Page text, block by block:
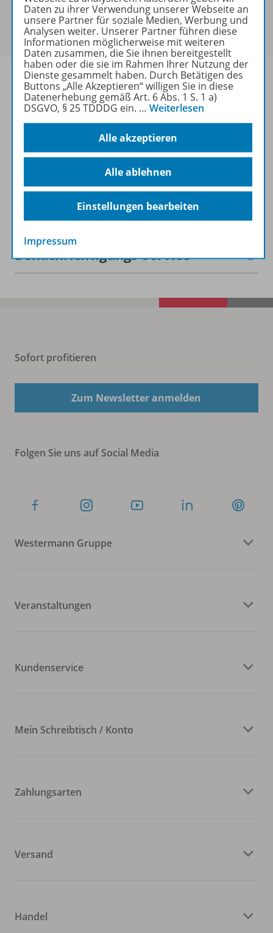
Ausbildern/Ausbilderinnen, Schulen, Lehrkräften
und Referendaren/Referendarinnen erworben
werden.
Produktinformationen
Beschreibung
Zugehörige Produkte
Benachrichtigungs-Service
Sofort profitieren
Zum Newsletter anmelden
Folgen Sie uns auf Social Media
Westermann Gruppe
Veranstaltungen
Kundenservice
Mein Schreibtisch / Konto
Zahlungsarten
Versand
Handel
Daten zu ihrer Verwendung unserer Webseite an
unsere Partner für soziale Medien, Werbung und
Analysen weiter. Unserer Partner führen diese
Informationen möglicherweise mit weiteren
Daten zusammen, die Sie ihnen bereitgestellt
haben oder die sie im Rahmen Ihrer Nutzung der
Dienste gesammelt haben. Durch Betätigen des
Buttons „Alle Akzeptieren“ willigen Sie in diese
Datenerhebung gemäß Art. 6 Abs. 1 S. 1 a)
DSGVO, § 25 TDDDG ein. … Weiterlesen
Alle akzeptieren
Alle ablehnen
Einstellungen bearbeiten
Impressum